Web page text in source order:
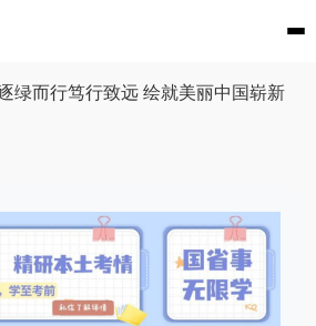
绿而行笃行致远 绘就美丽中国崭新